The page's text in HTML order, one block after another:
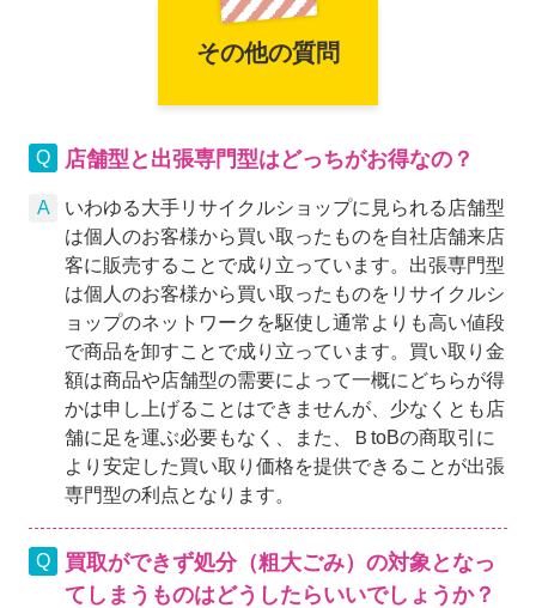
その他の質問
店舗型と出張専門型はどっちがお得なの？
いわゆる大手リサイクルショップに見られる店舗型
は個人のお客様から買い取ったものを自社店舗来店
客に販売することで成り立っています。出張専門型
は個人のお客様から買い取ったものをリサイクルシ
ョップのネットワークを駆使し通常よりも高い値段
で商品を卸すことで成り立っています。買い取り金
額は商品や店舗型の需要によって一概にどちらが得
かは申し上げることはできませんが、少なくとも店
舗に足を運ぶ必要もなく、また、ＢtoBの商取引に
より安定した買い取り価格を提供できることが出張
専門型の利点となります。
買取ができず処分（粗大ごみ）の対象となっ
てしまうものはどうしたらいいでしょうか？